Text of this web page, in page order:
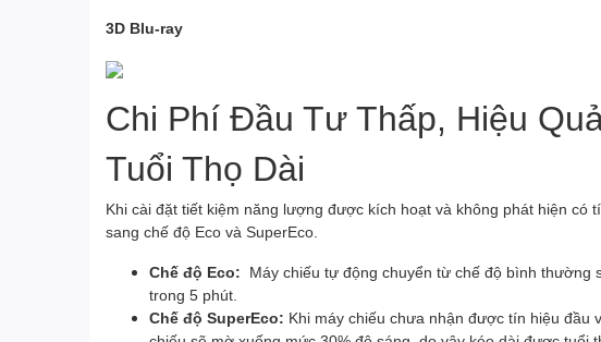
3D Blu-ray
Chi Phí Đầu Tư Thấp, Hiệu
Tuổi Thọ Dài
Khi cài đặt tiết kiệm năng lượng được kích hoạt và không phát hiện có
sang chế độ Eco và SuperEco.
Chế độ Eco: Máy chiếu tự động chuyển từ chế độ bình thường
trong 5 phút.
Chế độ SuperEco: Khi máy chiếu chưa nhận được tín hiệu đầu